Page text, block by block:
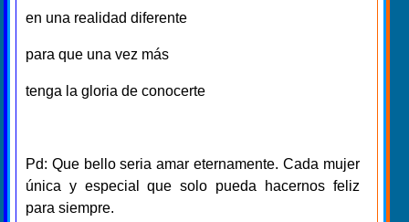
en una realidad diferente
para que una vez más
tenga la gloria de conocerte
Pd: Que bello seria amar eternamente. Cada mujer
única y especial que solo pueda hacernos feliz
para siempre.